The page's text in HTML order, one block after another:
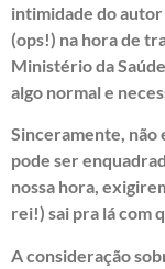
intimidade do autor
(ops!) na hora de
Ministério da
algo normal e
Sinceramente, não
pode ser
nossa hora,
rei!) sai pra lá com
A consideração